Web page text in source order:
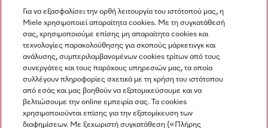
Newsletter
Για να εξασφαλίσει την ορθή λειτουργία του ιστότοπού μας, η
Miele χρησιμοποιεί απαραίτητα cookies. Με τη συγκατάθεσή
σας, χρησιμοποιούμε επίσης μη απαραίτητα cookies και
τεχνολογίες παρακολούθησης για σκοπούς μάρκετινγκ και
ανάλυσης, συμπεριλαμβανομένων cookies τρίτων από τους
συνεργάτες και τους παρόχους υπηρεσιών μας, τα οποία
συλλέγουν πληροφορίες σχετικά με τη χρήση του ιστότοπου
από εσάς και μας βοηθούν να εξατομικεύσουμε και να
βελτιώσουμε την online εμπειρία σας. Τα cookies
χρησιμοποιούνται επίσης για την εξατομίκευση των
διαφημίσεων. Με ξεχωριστή συγκατάθεση («Πλήρης